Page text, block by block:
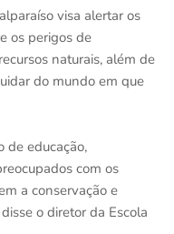
visa alertar os
os perigos de
naturais, além de
do mundo em que
de educação,
com os
a conservação e
o diretor da Escola